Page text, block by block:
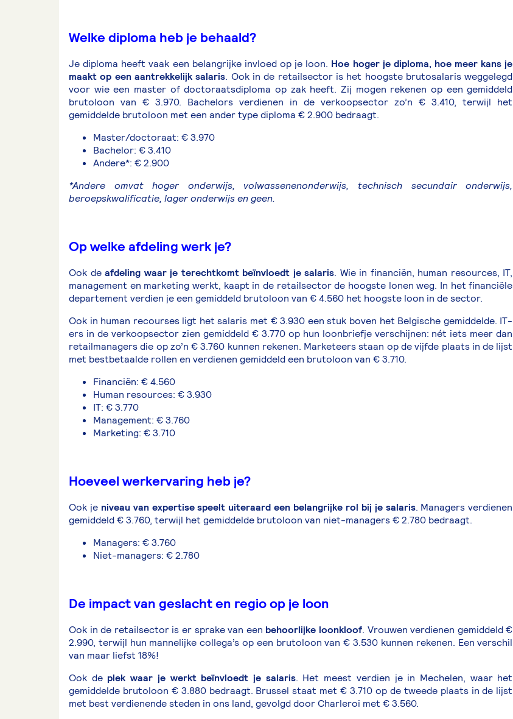
Welke diploma heb je behaald?
Je diploma heeft vaak een belangrijke invloed op je loon. Hoe hoger je diploma, hoe meer kans je
maakt op een aantrekkelijk salaris. Ook in de retailsector is het hoogste brutosalaris weggelegd
voor wie een master of doctoraatsdiploma op zak heeft. Zij mogen rekenen op een gemiddeld
brutoloon van € 3.970. Bachelors verdienen in de verkoopsector zo’n € 3.410, terwijl het
gemiddelde brutoloon met een ander type diploma € 2.900 bedraagt.
Master/doctoraat: € 3.970
Bachelor: € 3.410
Andere*: € 2.900
*Andere omvat hoger onderwijs, volwassenenonderwijs, technisch secundair onderwijs,
beroepskwalificatie, lager onderwijs en geen.
Op welke afdeling werk je?
Ook deafdeling waar je terechtkomt beïnvloedt je salaris. Wie in financiën, human resources, IT,
management en marketing werkt, kaapt in de retailsector de hoogste lonen weg. In het financiële
departement verdien je een gemiddeld brutoloon van € 4.560 het hoogste loon in de sector.
Ook in human recourses ligt het salaris met € 3.930 een stuk boven het Belgische gemiddelde. IT-
ers in de verkoopsector zien gemiddeld € 3.770 op hun loonbriefje verschijnen: nét iets meer dan
retailmanagers die op zo’n € 3.760 kunnen rekenen. Marketeers staan op de vijfde plaats in de lijst
met bestbetaalde rollen en verdienen gemiddeld een brutoloon van € 3.710.
Financiën: € 4.560
Human resources: € 3.930
IT: € 3.770
Management: € 3.760
Marketing: € 3.710
Hoeveel werkervaring heb je?
Ook je niveau van expertise speelt uiteraard een belangrijke rol bij je salaris. Managers verdienen
gemiddeld € 3.760, terwijl het gemiddelde brutoloon van niet-managers € 2.780 bedraagt.
Managers: € 3.760
Niet-managers: € 2.780
De impact van geslacht en regio op je loon
Ook in de retailsector is er sprake van een behoorlijke loonkloof. Vrouwen verdienen gemiddeld €
2.990, terwijl hun mannelijke collega’s op een brutoloon van € 3.530 kunnen rekenen. Een verschil
van maar liefst 18%!
Ook de plek waar je werkt beïnvloedt je salaris. Het meest verdien je in Mechelen, waar het
gemiddelde brutoloon € 3.880 bedraagt. Brussel staat met € 3.710 op de tweede plaats in de lijst
met best verdienende steden in ons land, gevolgd door Charleroi met € 3.560.